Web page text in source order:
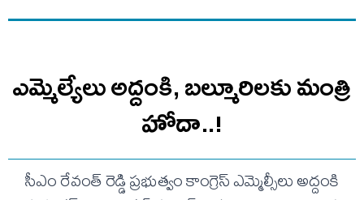
ఎమ్మెల్యేలు అద్దంకి, బల్మూరిలకు మంత్రి
హోదా..!
సీఎం రేవంత్ రెడ్డి ప్రభుత్వం కాంగ్రెస్ ఎమ్మెల్సీలు అద్దంకి